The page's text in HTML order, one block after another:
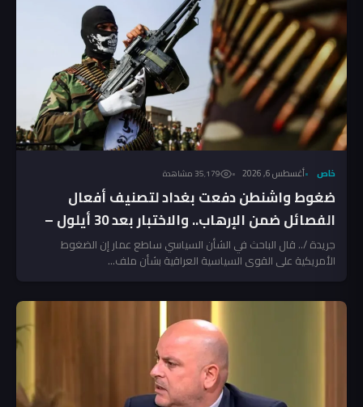
خاص أغسطس 6, 2026 35٬179 مشاهدة
ضغوط واشنطن دفعت بغداد لتصنيف أفعال
الفصائل ضمن الإرهاب.. والاختبار بعد 30 أيلول –
تحليل
جريدة /.. قال الباحث في الشأن السياسي ساطع عمار إن الضغوط
الأمريكية على القوى السياسية العراقية بشأن ملف...